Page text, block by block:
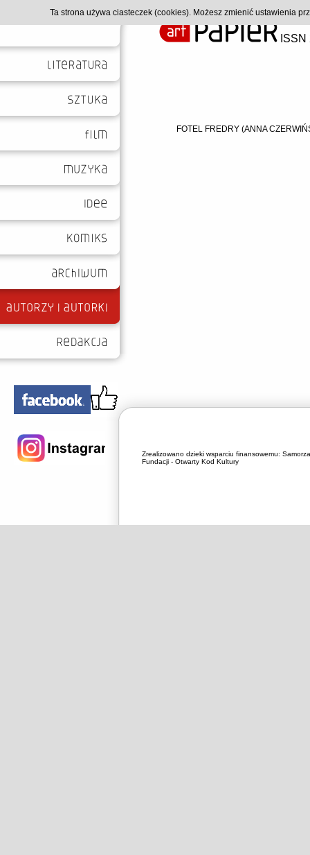
FOTEL FREDRY (ANNA
Zrealizowano dzieki wsparciu finansowemu:
Fundacji - Otwarty Kod Kultury
Ta strona używa ciasteczek (cookies). Możesz zmienić ustawienia